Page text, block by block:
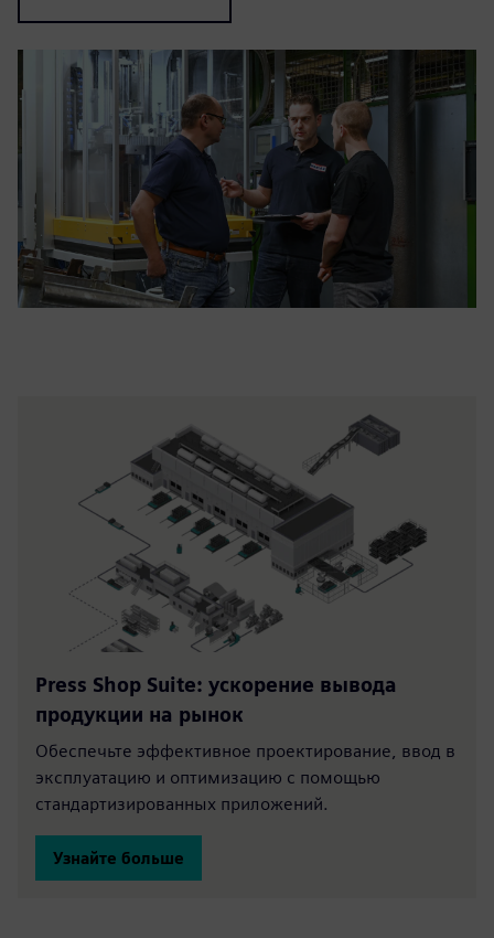
Press Shop Suite: ускорение вывода
продукции на рынок
Обеспечьте эффективное проектирование, ввод в
эксплуатацию и оптимизацию с помощью
стандартизированных приложений.
Узнайте больше